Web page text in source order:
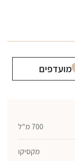
מועדפים
700 מ"ל
מקסיקו